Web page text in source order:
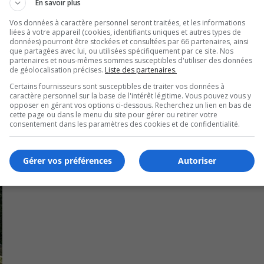
le site web du PNCR-C(http://fr.c-nrpp.ca/trouver-un-
dans leur résidence entre les mois de décembre et de
pour analyse.
En savoir plus
Vos données à caractère personnel seront traitées, et les informations
liées à votre appareil (cookies, identifiants uniques et autres types de
données) pourront être stockées et consultées par 66 partenaires, ainsi
que partagées avec lui, ou utilisées spécifiquement par ce site. Nos
partenaires et nous-mêmes sommes susceptibles d'utiliser des données
de géolocalisation précises. Liste des partenaires.
Certains fournisseurs sont susceptibles de traiter vos données à
caractère personnel sur la base de l'intérêt légitime. Vous pouvez vous y
opposer en gérant vos options ci-dessous. Recherchez un lien en bas de
cette page ou dans le menu du site pour gérer ou retirer votre
consentement dans les paramètres des cookies et de confidentialité.
Autoriser
Gérer vos préférences